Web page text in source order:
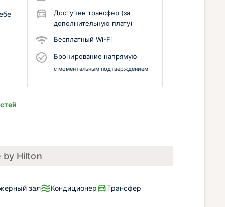
Доступен трансфер (за
дополнительную плату)
Бесплатный Wi-Fi
Бронирование напрямую
с моментальным подтверждением
by Hilton
зал Кондиционер
Трансфер